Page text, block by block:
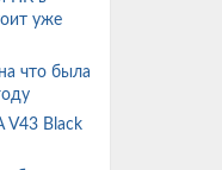
уже
что была
V43 Black